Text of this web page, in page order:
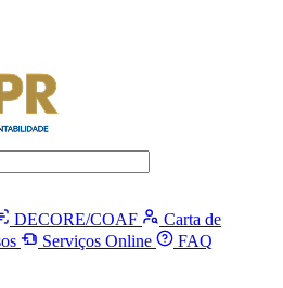
DECORE/COAF
Carta de
Serviços Online FAQ